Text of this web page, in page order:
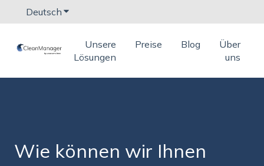
Deutsch Untermenü für Übersetzungen anzeigen
Unsere
Lösungen
Preise Blog
Über
uns
Wie können wir Ihnen